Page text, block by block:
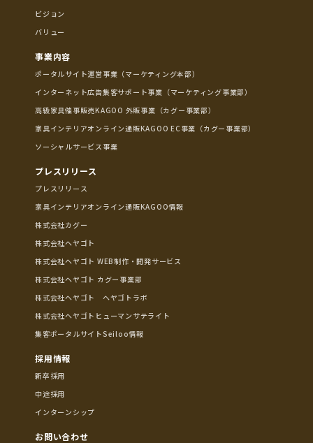
ビジョン
バリュー
事業内容
ポータルサイト運営事業（マーケティング本部）
インターネット広告集客サポート事業（マーケティング事業部）
高級家具催事販売KAGOO 外販事業（カグー事業部）
家具インテリアオンライン通販KAGOO EC事業（カグー事業部）
ソーシャルサービス事業
プレスリリース
プレスリリース
家具インテリアオンライン通販KAGOO情報
株式会社カグー
株式会社ヘヤゴト
株式会社ヘヤゴト WEB制作・開発サービス
株式会社ヘヤゴト カグー事業部
株式会社ヘヤゴト ヘヤゴトラボ
株式会社ヘヤゴトヒューマンサテライト
集客ポータルサイトSeiloo情報
採用情報
新卒採用
中途採用
インターンシップ
お問い合わせ